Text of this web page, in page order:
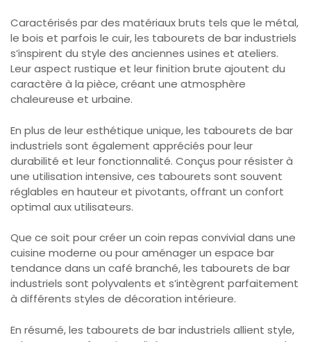
Caractérisés par des matériaux bruts tels que le métal,
le bois et parfois le cuir, les tabourets de bar industriels
s’inspirent du style des anciennes usines et ateliers.
Leur aspect rustique et leur finition brute ajoutent du
caractère à la pièce, créant une atmosphère
chaleureuse et urbaine.
En plus de leur esthétique unique, les tabourets de bar
industriels sont également appréciés pour leur
durabilité et leur fonctionnalité. Conçus pour résister à
une utilisation intensive, ces tabourets sont souvent
réglables en hauteur et pivotants, offrant un confort
optimal aux utilisateurs.
Que ce soit pour créer un coin repas convivial dans une
cuisine moderne ou pour aménager un espace bar
tendance dans un café branché, les tabourets de bar
industriels sont polyvalents et s’intègrent parfaitement
à différents styles de décoration intérieure.
En résumé, les tabourets de bar industriels allient style,